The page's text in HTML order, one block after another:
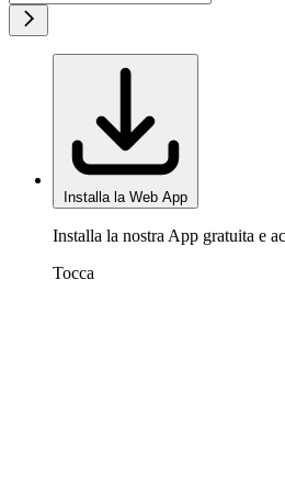
Installa la Web App
Installa la nostra App gratuita e
Tocca